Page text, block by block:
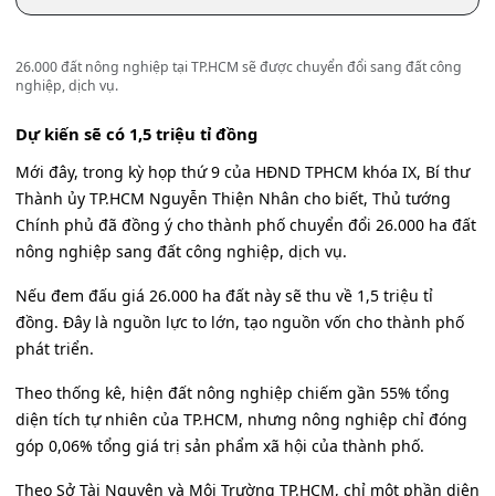
26.000 đất nông nghiệp tại TP.HCM sẽ được chuyển đổi sang đất công
nghiệp, dịch vụ.
Dự kiến sẽ có 1,5 triệu tỉ đồng
Mới đây, trong kỳ họp thứ 9 của HĐND TPHCM khóa IX, Bí thư
Thành ủy TP.HCM Nguyễn Thiện Nhân cho biết, Thủ tướng
Chính phủ đã đồng ý cho thành phố chuyển đổi 26.000 ha đất
nông nghiệp sang đất công nghiệp, dịch vụ.
Nếu đem đấu giá 26.000 ha đất này sẽ thu về 1,5 triệu tỉ
đồng. Đây là nguồn lực to lớn, tạo nguồn vốn cho thành phố
phát triển.
Theo thống kê, hiện đất nông nghiệp chiếm gần 55% tổng
diện tích tự nhiên của TP.HCM, nhưng nông nghiệp chỉ đóng
góp 0,06% tổng giá trị sản phẩm xã hội của thành phố.
Theo Sở Tài Nguyên và Môi Trường TP.HCM, chỉ một phần diện